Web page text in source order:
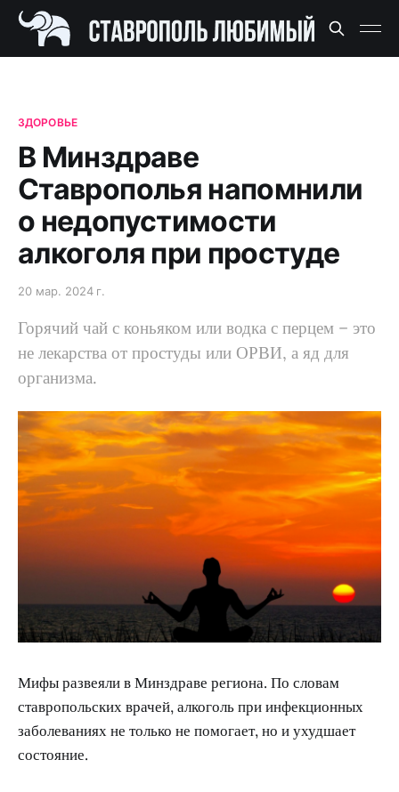
ЗДОРОВЬЕ
В Минздраве
Ставрополья напомнили
о недопустимости
алкоголя при простуде
20 мар. 2024 г.
Горячий чай с коньяком или водка с перцем – это
не лекарства от простуды или ОРВИ, а яд для
организма.
Мифы развеяли в Минздраве региона. По словам
ставропольских врачей, алкоголь при инфекционных
заболеваниях не только не помогает, но и ухудшает
состояние.